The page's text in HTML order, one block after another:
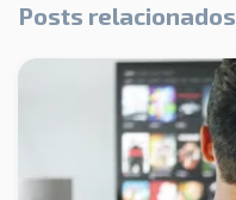
Posts relacionados